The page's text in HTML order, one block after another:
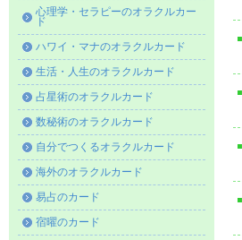
心理学・セラピーのオラクルカー
ド
ハワイ・マナのオラクルカード
生活・人生のオラクルカード
占星術のオラクルカード
数秘術のオラクルカード
自分でつくるオラクルカード
海外のオラクルカード
易占のカード
宿曜のカード